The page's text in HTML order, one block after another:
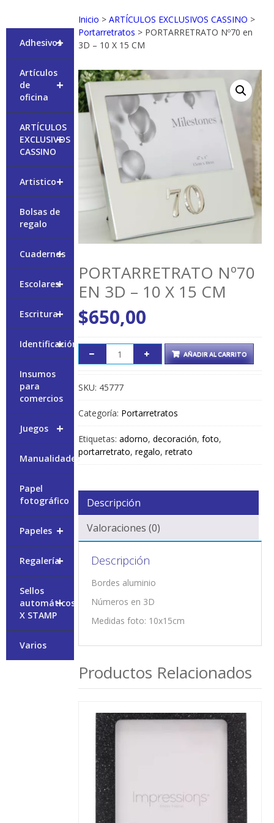
Inicio >ARTÍCULOS EXCLUSIVOS CASSINO >
Portarretratos > PORTARRETRATO Nº70 en
3D – 10 X 15 CM
PORTARRETRATO Nº70
EN 3D – 10 X 15 CM
$650,00
AÑADIR AL CARRITO
SKU: 45777
Categoría: Portarretratos
Etiquetas:adorno,decoración,foto,
portarretrato,regalo,retrato
Descripción
Valoraciones (0)
Descripción
Bordes aluminio
Números en 3D
Medidas foto: 10x15cm
Productos Relacionados
+
Adhesivos
+
Artículos
de
oficina
+
ARTÍCULOS
EXCLUSIVOS
CASSINO
+
Artistico
Bolsas de
regalo
+
Cuadernos
+
Escolares
+
Escritura
+
Identificación
Insumos
para
comercios
+
Juegos
Manualidades
Papel
fotográfico
+
Papeles
+
Regalería
+
Sellos
automáticos
X STAMP
Varios